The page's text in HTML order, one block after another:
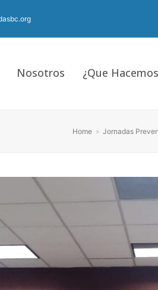
Nosotros ¿Que
Home » Jornadas